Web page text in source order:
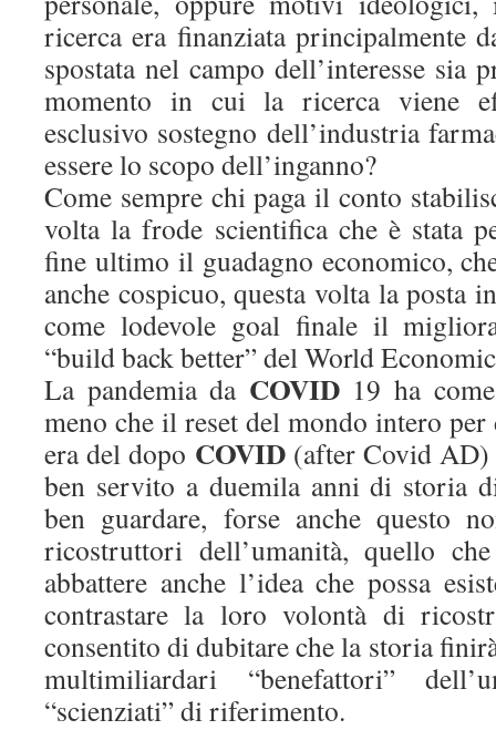
ricerca era finanziata principalmente
spostata nel campo dell’interesse sia
momento in cui la ricerca viene
esclusivo sostegno dell’industria
essere lo scopo dell’inganno?
Come sempre chi paga il conto
volta la frode scientifica che è stata
fine ultimo il guadagno economico,
anche cospicuo, questa volta la posta
come lodevole goal finale il
“build back better” del World
La pandemia da COVID19 ha
meno che il reset del mondo intero
era del dopo COVID(after Covid AD)
ben servito a duemila anni di storia
ben guardare, forse anche questo
ricostruttori dell’umanità, quello
abbattere anche l’idea che possa
contrastare la loro volontà di
consentito di dubitare che la storia
multimiliardari “benefattori”
“scienziati” di riferimento.